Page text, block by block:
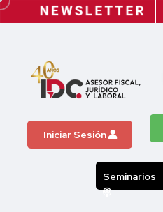
Iniciar Sesión
Seminarios